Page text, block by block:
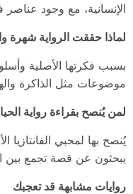
الإنسانية، مع وجود عناصر
لماذا حققت الرواية شهرة
بسبب فكرتها الأصلية
موضوعات مثل الذاكرة
لمن يُنصح بقراءة رواية
يُنصح بها لمحبي الفانتازيا
يبحثون عن قصة تجمع بين
روايات مشابهة قد تعجبك